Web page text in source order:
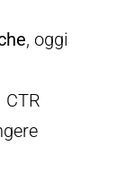
, oggi